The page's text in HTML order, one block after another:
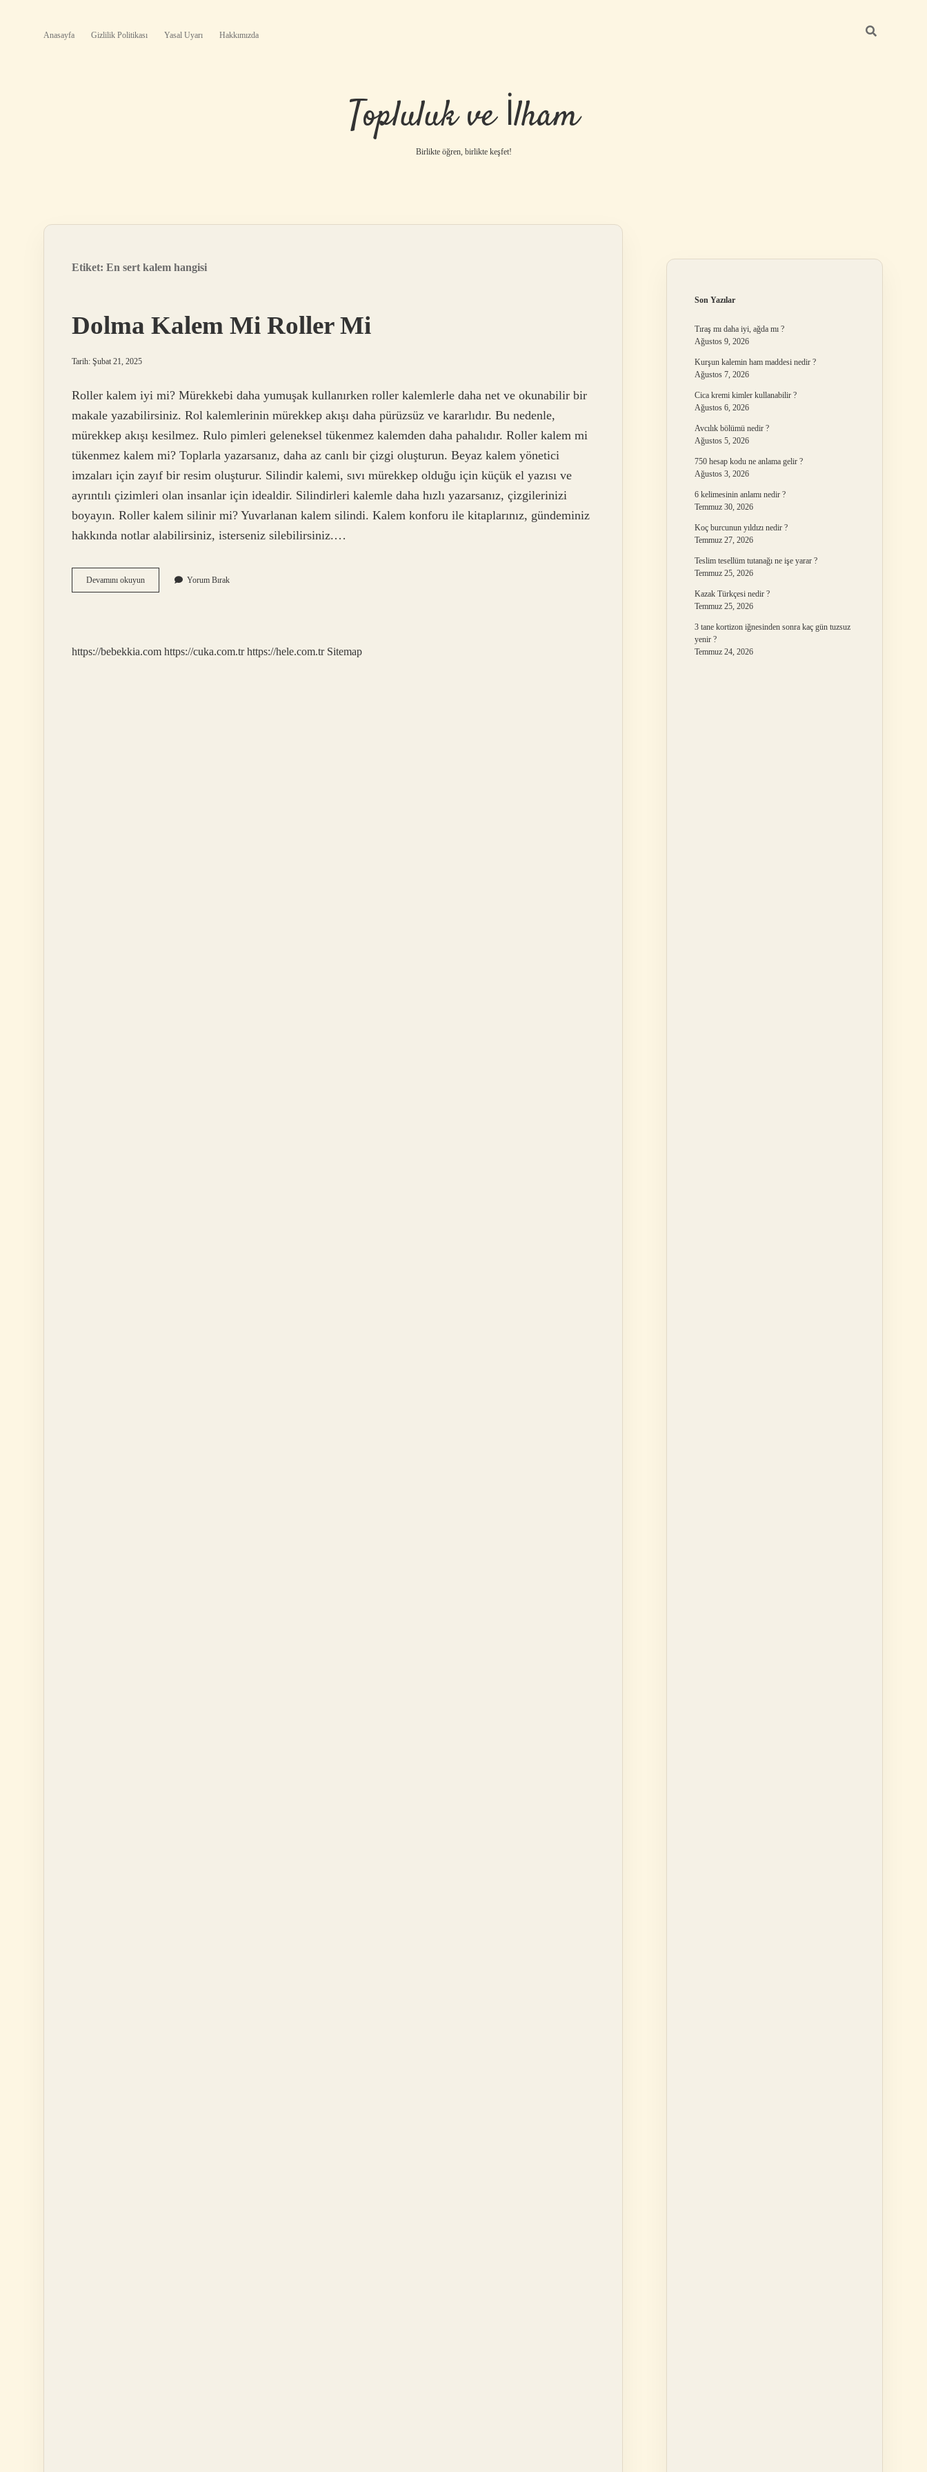
Anasayfa Gizlilik Politikası Yasal Uyarı Hakkımızda
Topluluk ve İlham
Birlikte öğren, birlikte keşfet!
Etiket: En sert kalem hangisi
Dolma Kalem Mi Roller Mi
Tarih: Şubat 21, 2025
Roller kalem iyi mi? Mürekkebi daha yumuşak kullanırken roller kalemlerle daha net ve okunabilir bir
makale yazabilirsiniz. Rol kalemlerinin mürekkep akışı daha pürüzsüz ve kararlıdır. Bu nedenle,
mürekkep akışı kesilmez. Rulo pimleri geleneksel tükenmez kalemden daha pahalıdır. Roller kalem mi
tükenmez kalem mi? Toplarla yazarsanız, daha az canlı bir çizgi oluşturun. Beyaz kalem yönetici
imzaları için zayıf bir resim oluşturur. Silindir kalemi, sıvı mürekkep olduğu için küçük el yazısı ve
ayrıntılı çizimleri olan insanlar için idealdir. Silindirleri kalemle daha hızlı yazarsanız, çizgilerinizi
boyayın. Roller kalem silinir mi? Yuvarlanan kalem silindi. Kalem konforu ile kitaplarınız, gündeminiz
hakkında notlar alabilirsiniz, isterseniz silebilirsiniz.…
Devamını okuyunDolma
Kalem
Yorum Bırak
https://bebekkia.com https://cuka.com.tr https://hele.com.tr Sitemap
Son Yazılar
Tıraş mı daha iyi, ağda mı ?
Ağustos 9, 2026
Kurşun kalemin ham maddesi nedir ?
Ağustos 7, 2026
Cica kremi kimler kullanabilir ?
Ağustos 6, 2026
Avcılık bölümü nedir ?
Ağustos 5, 2026
750 hesap kodu ne anlama gelir ?
Ağustos 3, 2026
6 kelimesinin anlamı nedir ?
Temmuz 30, 2026
Koç burcunun yıldızı nedir ?
Temmuz 27, 2026
Teslim tesellüm tutanağı ne işe yarar ?
Temmuz 25, 2026
Kazak Türkçesi nedir ?
Temmuz 25, 2026
3 tane kortizon iğnesinden sonra kaç gün tuzsuz
yenir ?
Temmuz 24, 2026